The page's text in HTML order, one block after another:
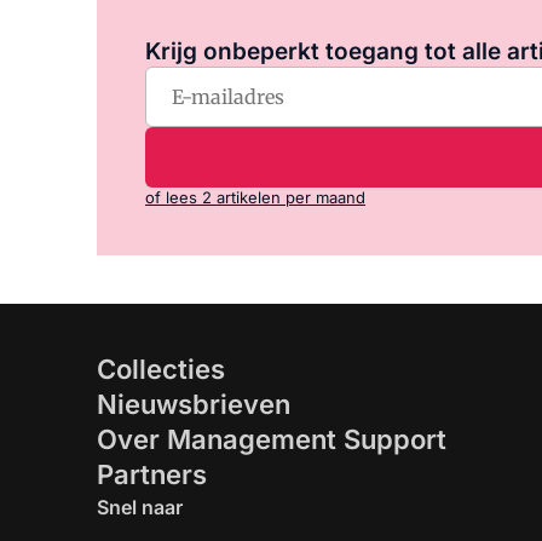
Krijg onbeperkt toegang tot alle
of lees 2 artikelen per maand
Collecties
Nieuwsbrieven
Over Management Support
Partners
Snel naar